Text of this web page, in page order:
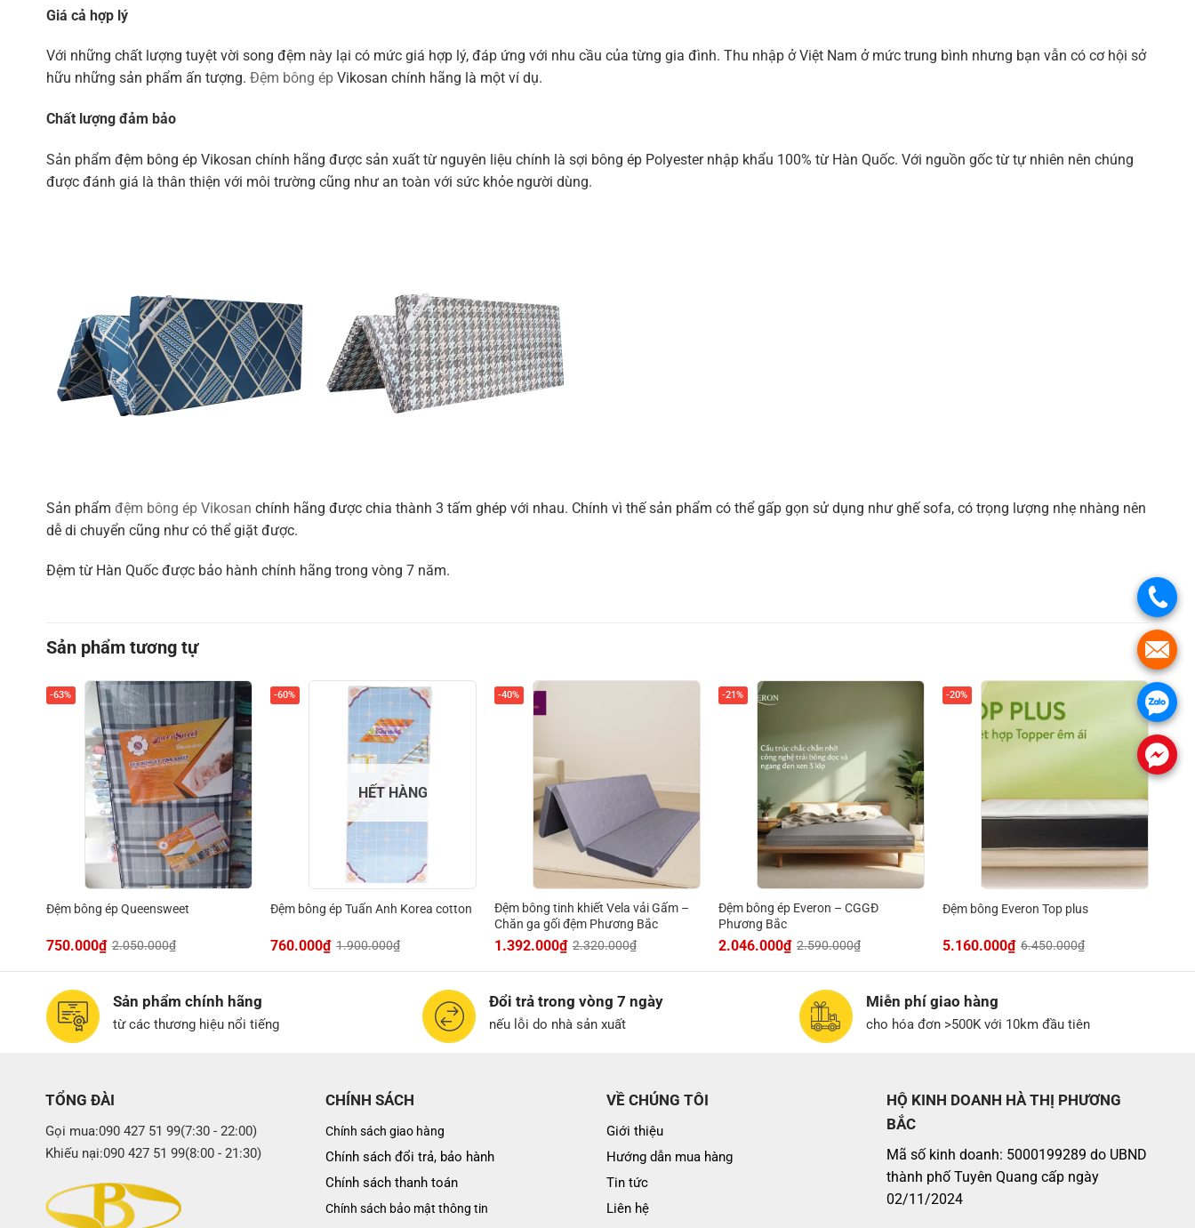
Giá cả hợp lý
Với những chất lượng tuyệt vời song đệm này lại có mức giá hợp lý, đáp ứng với nhu cầu của từng gia đình. Thu nhập ở Việt Nam ở mức trung bình nhưng bạn vẫn có cơ hội sở
hữu những sản phẩm ấn tượng. Đệm bông ép Vikosan chính hãng là một ví dụ.
Chất lượng đảm bảo
Sản phẩm đệm bông ép Vikosan chính hãng được sản xuất từ nguyên liệu chính là sợi bông ép Polyester nhập khẩu 100% từ Hàn Quốc. Với nguồn gốc từ tự nhiên nên chúng
được đánh giá là thân thiện với môi trường cũng như an toàn với sức khỏe người dùng.
Sản phẩm đệm bông ép Vikosan chính hãng được chia thành 3 tấm ghép với nhau. Chính vì thế sản phẩm có thể gấp gọn sử dụng như ghế sofa, có trọng lượng nhẹ nhàng nên
dễ di chuyển cũng như có thể giặt được.
Đệm từ Hàn Quốc được bảo hành chính hãng trong vòng 7 năm.
Sản phẩm tương tự
-63%
Đệm bông ép Queensweet
2.050.000₫
750.000₫
-60%
HẾT HÀNG
Đệm bông ép Tuấn Anh Korea cotton
1.900.000₫
760.000₫
-40%
Đệm bông tinh khiết Vela vải Gấm –
Chăn ga gối đệm Phương Bắc
2.320.000₫
1.392.000₫
-21%
Đệm bông ép Everon – CGGĐ
Phương Bắc
2.590.000₫
2.046.000₫
-20%
Đệm bông Everon Top plus
6.450.000₫
5.160.000₫
Sản phẩm chính hãng
từ các thương hiệu nổi tiếng
Đổi trả trong vòng 7 ngày
nếu lỗi do nhà sản xuất
Miễn phí giao hàng
cho hóa đơn >500K với 10km đầu tiên
TỔNG ĐÀI
Gọi mua:090 427 51 99(7:30 - 22:00)
Khiếu nại:090 427 51 99(8:00 - 21:30)
CHÍNH SÁCH
Chính sách giao hàng
Chính sách đổi trả, bảo hành
Chính sách thanh toán
Chính sách bảo mật thông tin
VỀ CHÚNG TÔI
Giới thiệu
Hướng dẫn mua hàng
Tin tức
Liên hệ
HỘ KINH DOANH HÀ THỊ PHƯƠNG
BẮC
Mã số kinh doanh: 5000199289 do UBND
thành phố Tuyên Quang cấp ngày
02/11/2024
.
.
.
.